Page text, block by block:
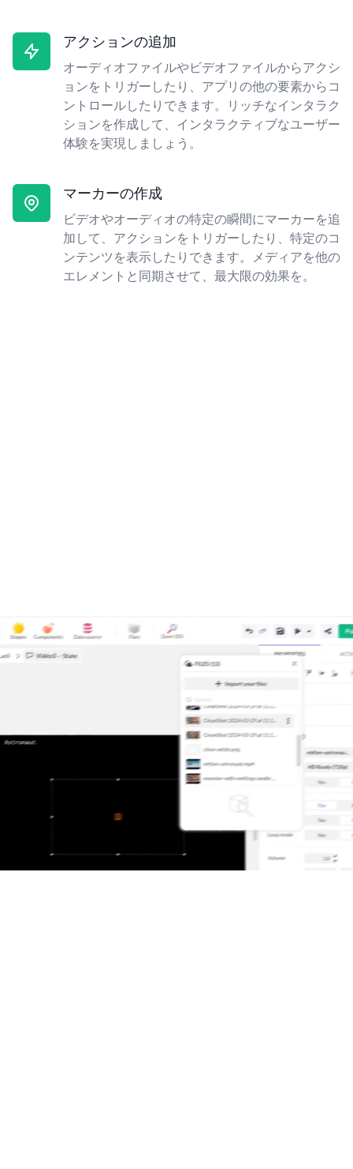
アクションの追加
オーディオファイルやビデオファイルからアクシ
ョンをトリガーしたり、アプリの他の要素からコ
ントロールしたりできます。リッチなインタラク
ションを作成して、インタラクティブなユーザー
体験を実現しましょう。
マーカーの作成
ビデオやオーディオの特定の瞬間にマーカーを追
加して、アクションをトリガーしたり、特定のコ
ンテンツを表示したりできます。メディアを他の
エレメントと同期させて、最大限の効果を。